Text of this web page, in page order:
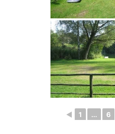
◄ 1 ... 6